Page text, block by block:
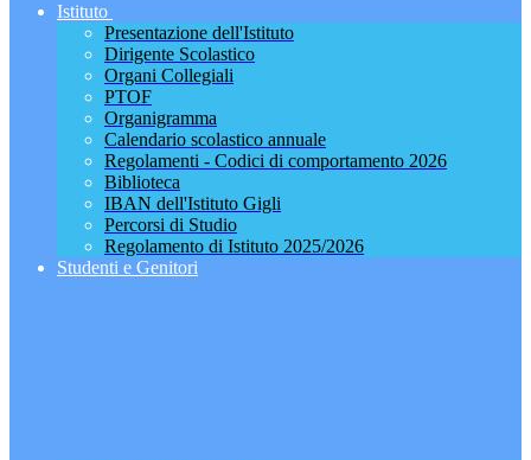
Istituto
Presentazione dell'Istituto
Dirigente Scolastico
Organi Collegiali
PTOF
Organigramma
Calendario scolastico annuale
Regolamenti - Codici di comportamento 2026
Biblioteca
IBAN dell'Istituto Gigli
Percorsi di Studio
Regolamento di Istituto 2025/2026
Studenti e Genitori